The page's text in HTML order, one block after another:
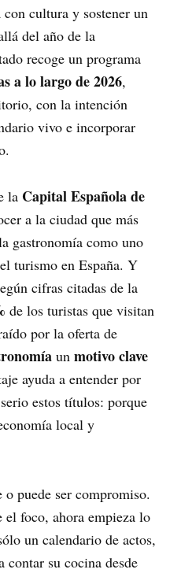
cultura y sostener un
del año de la
recoge un programa
a lo largo de 2026,
con la intención
vivo e incorporar
la Capital Española de
a la ciudad que más
gastronomía como uno
turismo en España. Y
cifras citadas de la
de los turistas que visitan
por la oferta de
un motivo clave
ayuda a entender por
estos títulos: porque
local y
puede ser compromiso.
el foco, ahora empieza lo
un calendario de actos,
contar su cocina desde